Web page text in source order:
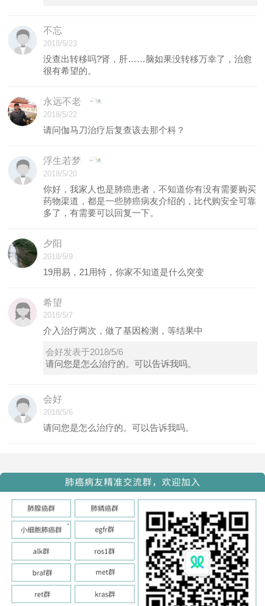
不忘
2018/5/23
没查出转移吗?肾，肝……脑如果没转移万幸了，治愈
很有希望的。
永远不老
2018/5/22
请问伽马刀治疗后复查该去那个科？
浮生若梦
2018/5/20
你好，我家人也是肺癌患者，不知道你有没有需要购买
药物渠道，都是一些肺癌病友介绍的，比代购安全可靠
多了，有需要可以回复一下。
夕阳
2018/5/9
19用易，21用特，你家不知道是什么突变
希望
2018/5/7
介入治疗两次，做了基因检测，等结果中
会好发表于2018/5/6
请问您是怎么治疗的。可以告诉我吗。
会好
2018/5/6
请问您是怎么治疗的。可以告诉我吗。